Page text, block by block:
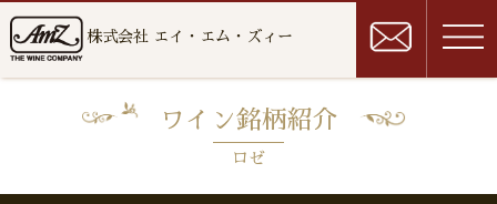
株式会社 エイ・エム・ズィー
ワイン銘柄紹介
ロゼ